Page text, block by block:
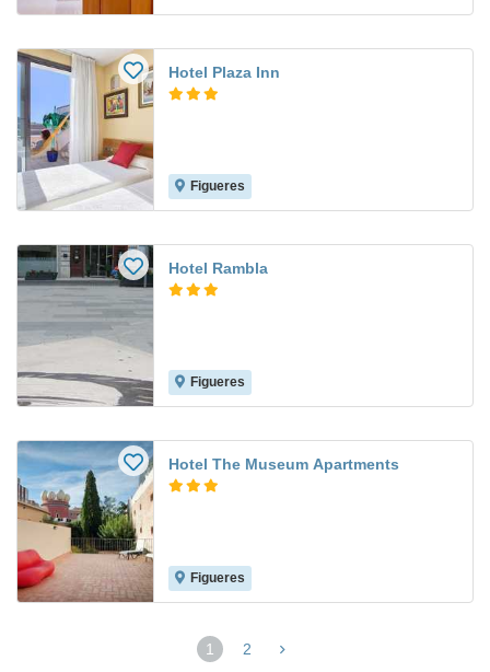
Hotel Plaza Inn
Figueres
Hotel Rambla
Figueres
Hotel The Museum Apartments
Figueres
1
(página
2